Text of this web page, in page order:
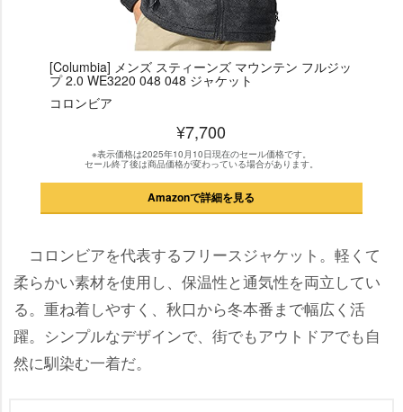
[Columbia] メンズ スティーンズ マウンテン フルジッ
プ 2.0 WE3220 048 048 ジャケット
コロンビア
¥7,700
※表示価格は2025年10月10日現在のセール価格です。
セール終了後は商品価格が変わっている場合があります。
Amazonで詳細を見る
コロンビアを代表するフリースジャケット。軽くて
柔らかい素材を使用し、保温性と通気性を両立してい
る。重ね着しやすく、秋口から冬本番まで幅広く活
躍。シンプルなデザインで、街でもアウトドアでも自
然に馴染む一着だ。